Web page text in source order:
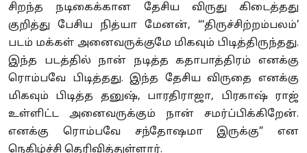
சிறந்த நடிகைக்கான தேசிய விருது கிடைத்தது
குறித்து பேசிய நித்யா மேனன், “‘திருச்சிற்றம்பலம்’
படம் மக்கள் அனைவருக்குமே மிகவும் பிடித்திருந்தது.
இந்த படத்தில் நான் நடித்த கதாபாத்திரம் எனக்கு
ரொம்பவே பிடித்தது. இந்த தேசிய விருதை எனக்கு
மிகவும் பிடித்த தனுஷ், பாரதிராஜா, பிரகாஷ் ராஜ்
உள்ளிட்ட அனைவருக்கும் நான் சமர்ப்பிக்கிறேன்.
எனக்கு ரொம்பவே சந்தோஷமா இருக்கு” என
நெகிழ்ச்சி தெரிவித்துள்ளார்.